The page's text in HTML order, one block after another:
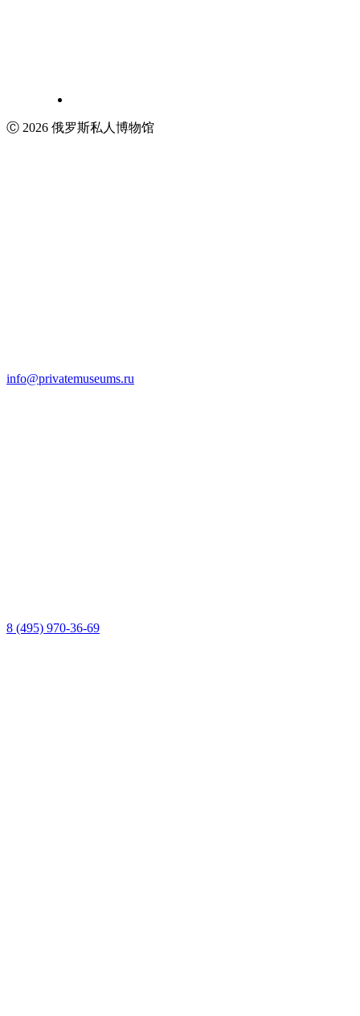
Ⓒ 2026 俄罗斯私人博物馆
info@privatemuseums.ru
8 (495) 970-36-69